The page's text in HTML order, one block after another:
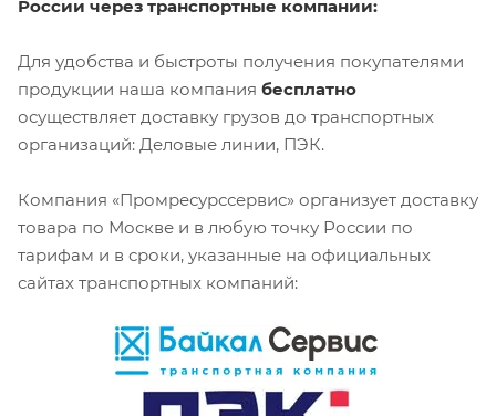
России через транспортные компании:
Для удобства и быстроты получения покупателями
продукции наша компания бесплатно
осуществляет доставку грузов до транспортных
организаций: Деловые линии, ПЭК.
Компания «Промресурссервис» организует доставку
товара по Москве и в любую точку России по
тарифам и в сроки, указанные на официальных
сайтах транспортных компаний: